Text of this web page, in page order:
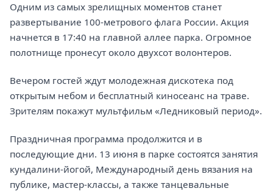
Одним из самых зрелищных моментов станет
развертывание 100-метрового флага России. Акция
начнется в 17:40 на главной аллее парка. Огромное
полотнище пронесут около двухсот волонтеров.
Вечером гостей ждут молодежная дискотека под
открытым небом и бесплатный киносеанс на траве.
Зрителям покажут мультфильм «Ледниковый период».
Праздничная программа продолжится и в
последующие дни. 13 июня в парке состоятся занятия
кундалини-йогой, Международный день вязания на
публике, мастер-классы, а также танцевальные